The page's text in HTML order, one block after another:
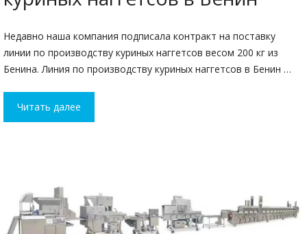
Недавно наша компания подписала контракт на поставку
линии по производству куриных наггетсов весом 200 кг из
Бенина. Линия по производству куриных наггетсов в Бенин …
Читать далее